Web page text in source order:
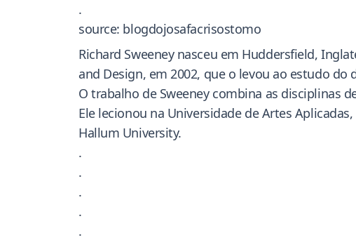
.
source: blogdojosafacrisostomo
Richard Sweeney nasceu em Huddersfield,
and Design, em 2002, que o levou ao estudo
O trabalho de Sweeney combina as disciplinas
Ele lecionou na Universidade de Artes
Hallum University.
.
.
.
.
.